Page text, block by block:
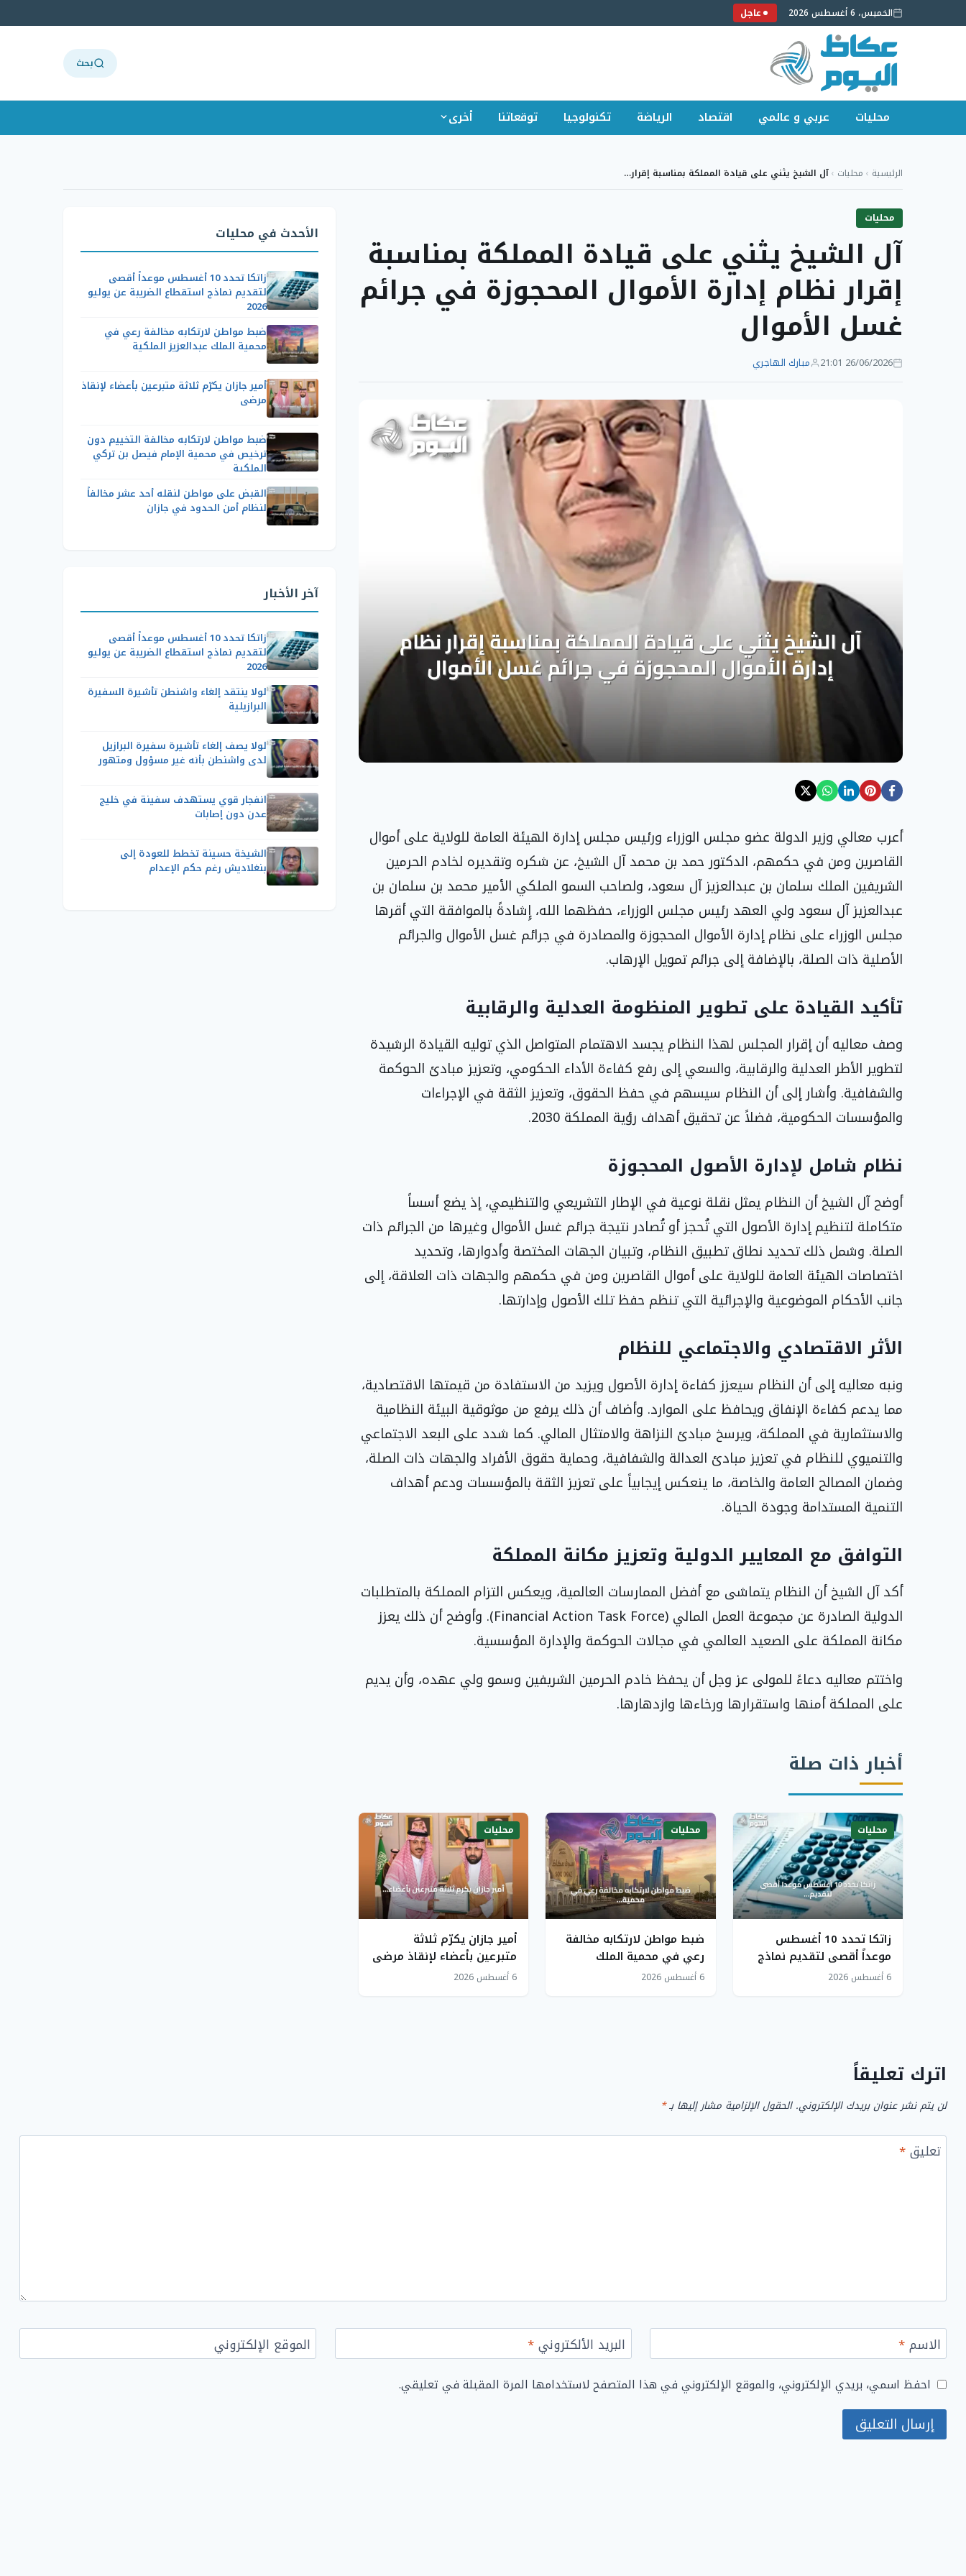
الخميس، 6 أغسطس 2026 عاجل
بحث
محليات عربي و عالمي اقتصاد الرياضة تكنولوجيا توقعاتنا أخرى
الرئيسية › محليات ›آل الشيخ يثني على قيادة المملكة بمناسبة إقرار…
محليات
آل الشيخ يثني على قيادة المملكة بمناسبة
إقرار نظام إدارة الأموال المحجوزة في جرائم
غسل الأموال
26/06/2026 21:01 مبارك الهاجري
أعرب معالي وزير الدولة عضو مجلس الوزراء ورئيس مجلس إدارة الهيئة العامة للولاية على أموال
القاصرين ومن في حكمهم، الدكتور حمد بن محمد آل الشيخ، عن شكره وتقديره لخادم الحرمين
الشريفين الملك سلمان بن عبدالعزيز آل سعود، ولصاحب السمو الملكي الأمير محمد بن سلمان بن
عبدالعزيز آل سعود ولي العهد رئيس مجلس الوزراء، حفظهما الله، إِشادةً بالموافقة التي أقرها
مجلس الوزراء على نظام إدارة الأموال المحجوزة والمصادرة في جرائم غسل الأموال والجرائم
الأصلية ذات الصلة، بالإضافة إلى جرائم تمويل الإرهاب.
تأكيد القيادة على تطوير المنظومة العدلية والرقابية
وصف معاليه أن إقرار المجلس لهذا النظام يجسد الاهتمام المتواصل الذي توليه القيادة الرشيدة
لتطوير الأطر العدلية والرقابية، والسعي إلى رفع كفاءة الأداء الحكومي، وتعزيز مبادئ الحوكمة
والشفافية. وأشار إلى أن النظام سيسهم في حفظ الحقوق، وتعزيز الثقة في الإجراءات
والمؤسسات الحكومية، فضلاً عن تحقيق أهداف رؤية المملكة 2030.
نظام شامل لإدارة الأصول المحجوزة
أوضح آل الشيخ أن النظام يمثل نقلة نوعية في الإطار التشريعي والتنظيمي، إذ يضع أسساً
متكاملة لتنظيم إدارة الأصول التي تُحجز أو تُصادر نتيجة جرائم غسل الأموال وغيرها من الجرائم ذات
الصلة. وشمل ذلك تحديد نطاق تطبيق النظام، وتبيان الجهات المختصة وأدوارها، وتحديد
اختصاصات الهيئة العامة للولاية على أموال القاصرين ومن في حكمهم والجهات ذات العلاقة، إلى
جانب الأحكام الموضوعية والإجرائية التي تنظم حفظ تلك الأصول وإدارتها.
الأثر الاقتصادي والاجتماعي للنظام
ونبه معاليه إلى أن النظام سيعزز كفاءة إدارة الأصول ويزيد من الاستفادة من قيمتها الاقتصادية،
مما يدعم كفاءة الإنفاق ويحافظ على الموارد. وأضاف أن ذلك يرفع من موثوقية البيئة النظامية
والاستثمارية في المملكة، ويرسخ مبادئ النزاهة والامتثال المالي. كما شدد على البعد الاجتماعي
والتنميوي للنظام في تعزيز مبادئ العدالة والشفافية، وحماية حقوق الأفراد والجهات ذات الصلة،
وضمان المصالح العامة والخاصة، ما ينعكس إيجابياً على تعزيز الثقة بالمؤسسات ودعم أهداف
التنمية المستدامة وجودة الحياة.
التوافق مع المعايير الدولية وتعزيز مكانة المملكة
أكد آل الشيخ أن النظام يتماشى مع أفضل الممارسات العالمية، ويعكس التزام المملكة بالمتطلبات
الدولية الصادرة عن مجموعة العمل المالي (Financial Action Task Force). وأوضح أن ذلك يعزز
مكانة المملكة على الصعيد العالمي في مجالات الحوكمة والإدارة المؤسسية.
واختتم معاليه دعاءً للمولى عز وجل أن يحفظ خادم الحرمين الشريفين وسمو ولي عهده، وأن يديم
على المملكة أمنها واستقرارها ورخاءها وازدهارها.
أخبار ذات صلة
محليات
زاتكا تحدد 10 أغسطس
موعداً أقصى لتقديم نماذج
استقطاع الضريبة عن يوليو
6 أغسطس 2026
محليات
ضبط مواطن لارتكابه مخالفة
رعي في محمية الملك
عبدالعزيز الملكية
6 أغسطس 2026
محليات
أمير جازان يكرّم ثلاثة
متبرعين بأعضاء لإنقاذ مرضى
6 أغسطس 2026
الأحدث في محليات
زاتكا تحدد 10 أغسطس موعداً أقصى
لتقديم نماذج استقطاع الضريبة عن يوليو
2026
ضبط مواطن لارتكابه مخالفة رعي في
محمية الملك عبدالعزيز الملكية
أمير جازان يكرّم ثلاثة متبرعين بأعضاء لإنقاذ
مرضى
ضبط مواطن لارتكابه مخالفة التخييم دون
ترخيص في محمية الإمام فيصل بن تركي
الملكية
القبض على مواطن لنقله أحد عشر مخالفاً
لنظام أمن الحدود في جازان
آخر الأخبار
زاتكا تحدد 10 أغسطس موعداً أقصى
لتقديم نماذج استقطاع الضريبة عن يوليو
2026
لولا ينتقد إلغاء واشنطن تأشيرة السفيرة
البرازيلية
لولا يصف إلغاء تأشيرة سفيرة البرازيل
لدى واشنطن بأنه غير مسؤول ومتهور
انفجار قوي يستهدف سفينة في خليج
عدن دون إصابات
الشيخة حسينة تخطط للعودة إلى
بنغلاديش رغم حكم الإعدام
اترك تعليقاً
لن يتم نشر عنوان بريدك الإلكتروني. الحقول الإلزامية مشار إليها بـ*
تعليق*
الاسم* البريد الألكتروني* الموقع الإلكتروني
احفظ اسمي، بريدي الإلكتروني، والموقع الإلكتروني في هذا المتصفح لاستخدامها المرة المقبلة في تعليقي.